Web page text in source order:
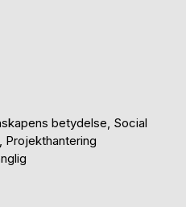
betydelse, Social
Projekthantering